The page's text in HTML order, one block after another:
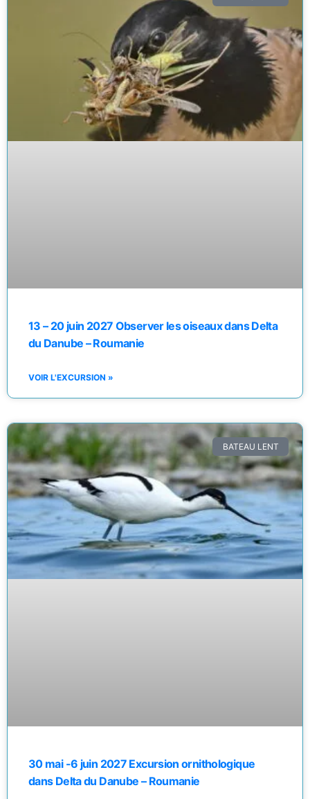
13 – 20 juin 2027 Observer les oiseaux dans Delta
du Danube – Roumanie
VOIR L'EXCURSION »
BATEAU LENT
30 mai -6 juin 2027 Excursion ornithologique
dans Delta du Danube – Roumanie